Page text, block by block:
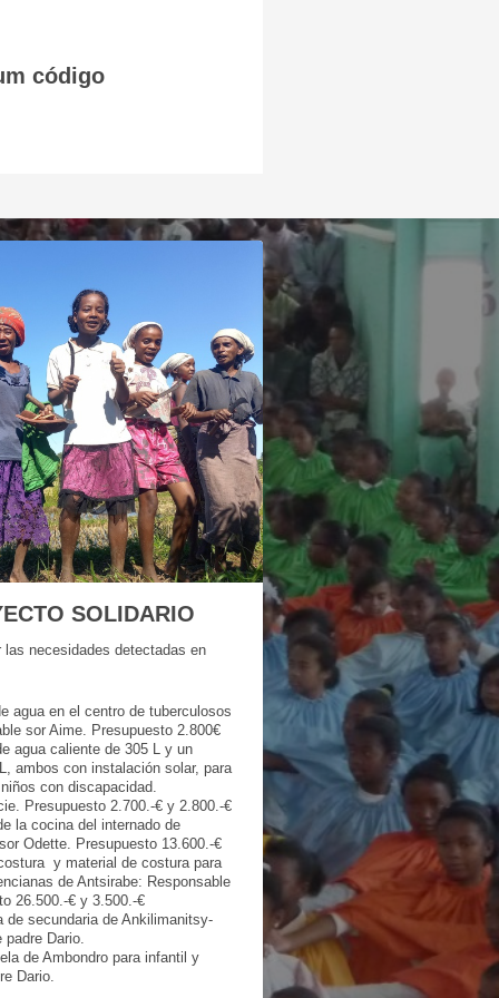
código
SOLIDARIO
necesidades detectadas en
agua en el centro de tuberculosos
sor Aime. Presupuesto 2.800€
agua caliente de 305 L y un
ambos con instalación solar, para
con discapacidad.
Presupuesto 2.700.-€ y 2.800.-€
la cocina del internado de
Odette. Presupuesto 13.600.-€
y material de costura para
de Antsirabe: Responsable
26.500.-€ y 3.500.-€
de secundaria de Ankilimanitsy-
padre Dario.
de Ambondro para infantil y
Dario.